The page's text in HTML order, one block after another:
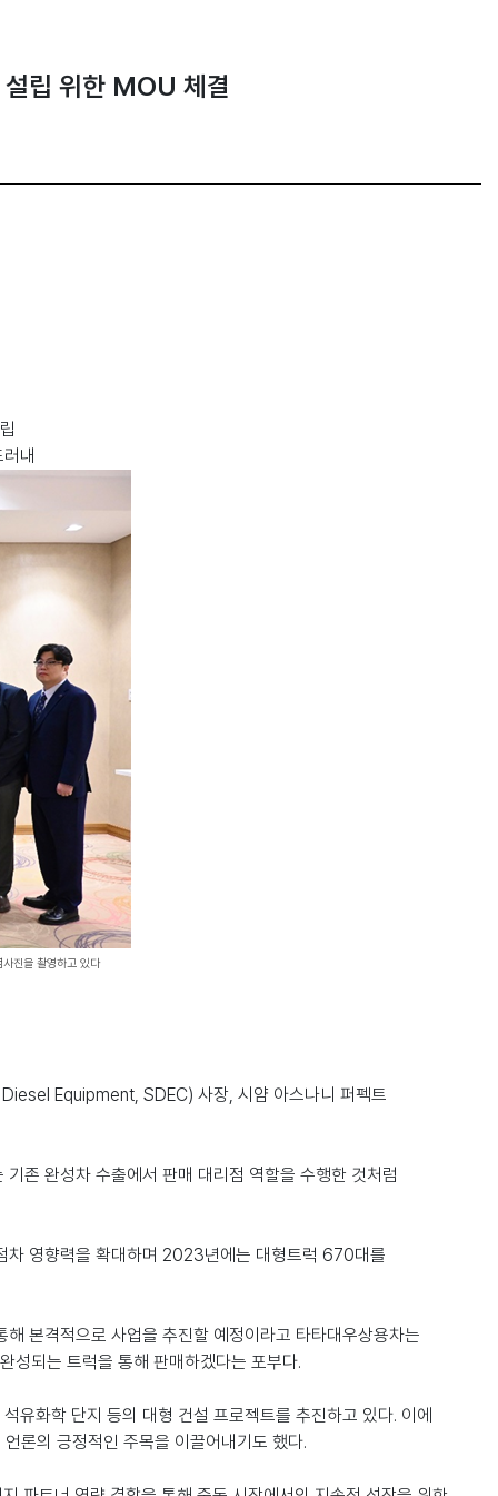
립 위한 MOU 체결
내
진을 촬영하고 있다
Equipment, SDEC) 사장, 시얌 아스나니 퍼펙트
기존 완성차 수출에서 판매 대리점 역할을 수행한 것처럼
차 영향력을 확대하며 2023년에는 대형트럭 670대를
해 본격적으로 사업을 추진할 예정이라고 타타대우상용차는
성되는 트럭을 통해 판매하겠다는 포부다.
석유화학 단지 등의 대형 건설 프로젝트를 추진하고 있다. 이에
론의 긍정적인 주목을 이끌어내기도 했다.